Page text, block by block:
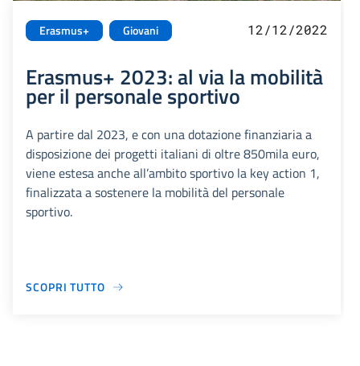
Erasmus+ Giovani 12/12/2022
Erasmus+ 2023: al via la mobilità
per il personale sportivo
A partire dal 2023, e con una dotazione finanziaria a
disposizione dei progetti italiani di oltre 850mila euro,
viene estesa anche all’ambito sportivo la key action 1,
finalizzata a sostenere la mobilità del personale
sportivo.
SCOPRI TUTTO